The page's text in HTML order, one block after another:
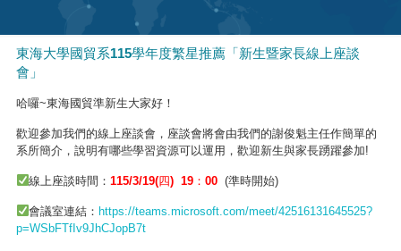
東海大學國貿系115學年度繁星推薦「新生暨家長線上座談
會」
哈囉~東海國貿準新生大家好！
歡迎參加我們的線上座談會，座談會將會由我們的謝俊魁主任作簡單的
系所簡介，說明有哪些學習資源可以運用，歡迎新生與家長踴躍參加!
線上座談時間：115/3/19(四) 19：00 (準時開始)
會議室連結： https://teams.microsoft.com/meet/42516131645525?
p=WSbFTfIv9JhCJopB7t